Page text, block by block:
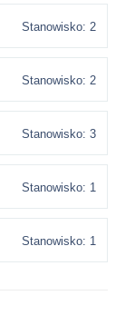
Stanowisko: 2
Stanowisko: 2
Stanowisko: 3
Stanowisko: 1
Stanowisko: 1